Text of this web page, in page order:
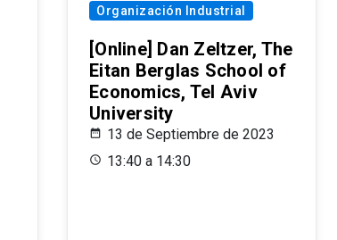
Organización Industrial
[Online] Dan Zeltzer, The
Eitan Berglas School of
Economics, Tel Aviv
University
13 de Septiembre de 2023
13:40 a 14:30